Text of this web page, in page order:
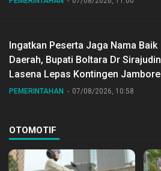
Ingatkan Peserta Jaga Nama Baik
Daerah, Bupati Boltara Dr Sirajudin
Lasena Lepas Kontingen Jambore
Nasional ke XII di Buperta Cibubur
PEMERINTAHAN 07/08/2026, 10:58
OTOMOTIF